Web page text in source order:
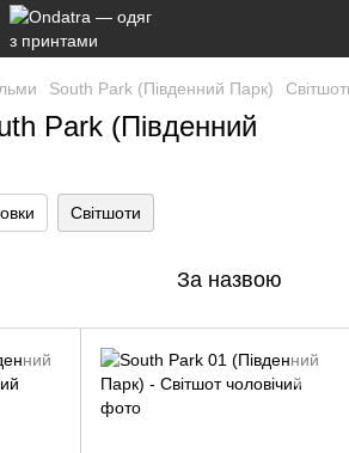
South Park (Південний Парк)
Park (Південний
Світшоти
За назвою